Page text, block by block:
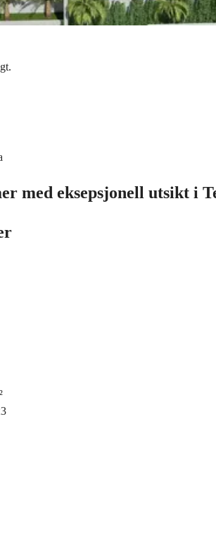
med eksepsjonell utsikt i